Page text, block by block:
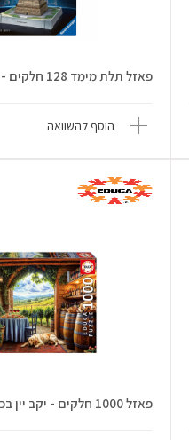
פאזל תלת מימד 128 חלקים - פסל הח...
הוסף להשוואה
פאזל 1000 חלקים - יקב יין בכפר -...